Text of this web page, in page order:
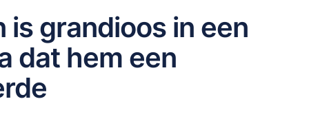
is grandioos in een
dat hem een